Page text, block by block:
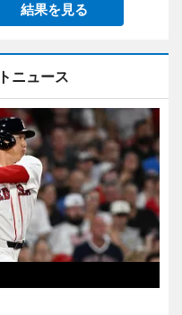
結果を見る
ニュース